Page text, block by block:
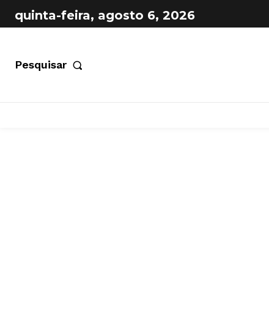
quinta-feira, agosto 6, 2026
Pesquisar